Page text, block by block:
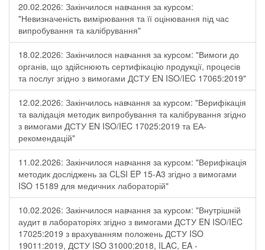
20.02.2026: Закінчилося навчання за курсом:
"Невизначеність вимірювання та її оцінювання під час
випробування та калібрування"
18.02.2026: Закінчилося навчання за курсом: "Вимоги до
органів, що здійснюють сертифікацію продукції, процесів
та послуг згідно з вимогами ДСТУ EN ISO/IEC 17065:2019"
12.02.2026: Закінчилось навчання за курсом: "Верифікація
та валідація методик випробування та калібрування згідно
з вимогами ДСТУ EN ISO/IEC 17025:2019 та ЕА-
рекомендацій"
11.02.2026: Закінчилося навчання за курсом: "Верифікація
методик досліджень за CLSI EP 15-A3 згідно з вимогами
ISO 15189 для медичних лабораторій"
10.02.2026: Закінчилося навчання за курсом: "Внутрішній
аудит в лабораторіях згідно з вимогами ДСТУ EN ISO/IEC
17025:2019 з врахуванням положень ДСТУ ISO
19011:2019, ДСТУ ISO 31000:2018, ILAC, EA -